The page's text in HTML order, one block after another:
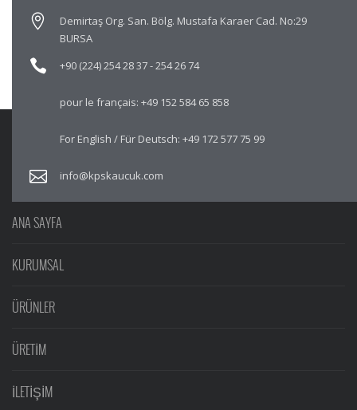
Demirtaş Org. San. Bölg. Mustafa Karaer Cad. No:29
BURSA
+90 (224) 254 28 37-254 26 74
pour le français: +49 152 584 65 858
For English / Für Deutsch: +49 172 577 75 99
info@kpskaucuk.com
ANA SAYFA
KURUMSAL
ÜRÜNLER
ÜRETİM
İLETİŞİM